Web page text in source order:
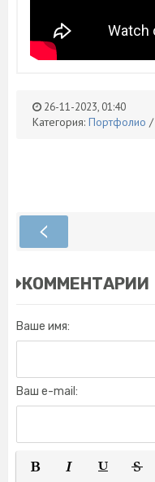
26-11-2023, 01:40
Категория: Портфолио /
КОММЕНТАРИИ
Ваше имя:
Ваш e-mail: